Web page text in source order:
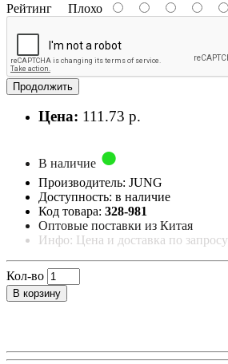
Рейтинг Плохо
Продолжить
Цена: 111.73 р.
В наличие
Производитель: JUNG
Доступность: в наличие
Код товара: 328-981
Оптовые поставки из Китая
Инфо: Цена и доставка по запросу
Кол-во
В корзину